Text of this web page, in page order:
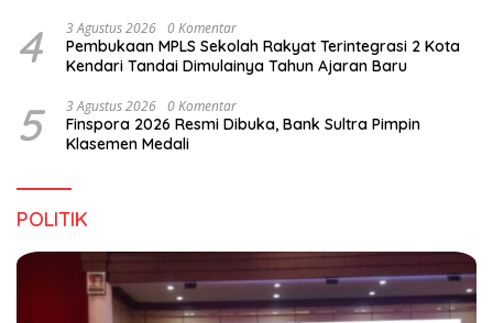
4 3 Agustus 2026 0 Komentar
Pembukaan MPLS Sekolah Rakyat Terintegrasi 2 Kota
Kendari Tandai Dimulainya Tahun Ajaran Baru
5 3 Agustus 2026 0 Komentar
Finspora 2026 Resmi Dibuka, Bank Sultra Pimpin
Klasemen Medali
POLITIK